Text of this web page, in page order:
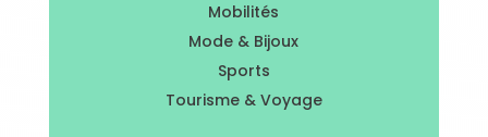
Mobilités
Mode & Bijoux
Sports
Tourisme & Voyage